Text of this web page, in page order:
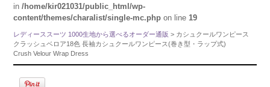
in/home/kir021031/public_html/wp-
content/themes/charalist/single-mc.php on line19
レディーススーツ 1000生地から選べるオーダー通販 > カシュクールワンピース
クラッシュベロア18色 長袖カシュクールワンピース(巻き型・ラップ式)
Crush Velour Wrap Dress